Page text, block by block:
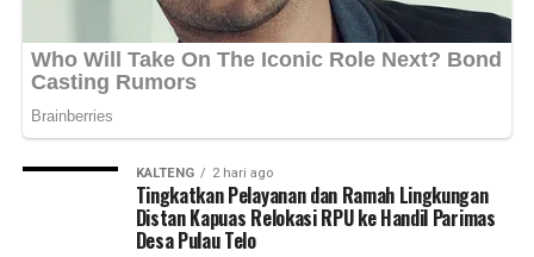
KALTENG 2 hari ago
Tingkatkan Pelayanan dan Ramah Lingkungan
Distan Kapuas Relokasi RPU ke Handil Parimas
Desa Pulau Telo